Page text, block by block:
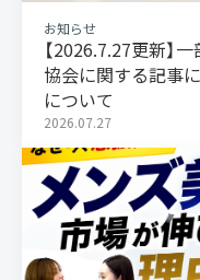
お知らせ
【2026.7.27更新】
協会に関する記事
について
2026.07.27